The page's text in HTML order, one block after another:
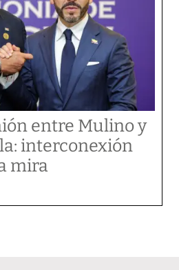
entre Mulino y
interconexión
mira